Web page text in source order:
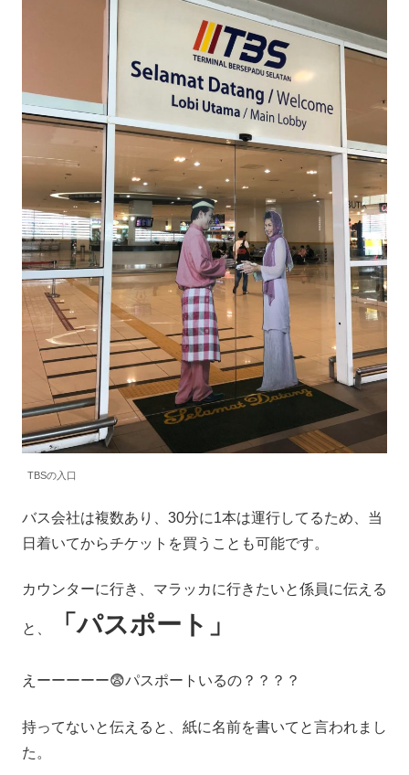
TBSの入口
バス会社は複数あり、30分に1本は運行してるため、当
日着いてからチケットを買うことも可能です。
カウンターに行き、マラッカに行きたいと係員に伝える
と、 「パスポート」
えーーーーー😨パスポートいるの？？？？
持ってないと伝えると、紙に名前を書いてと言われまし
た。